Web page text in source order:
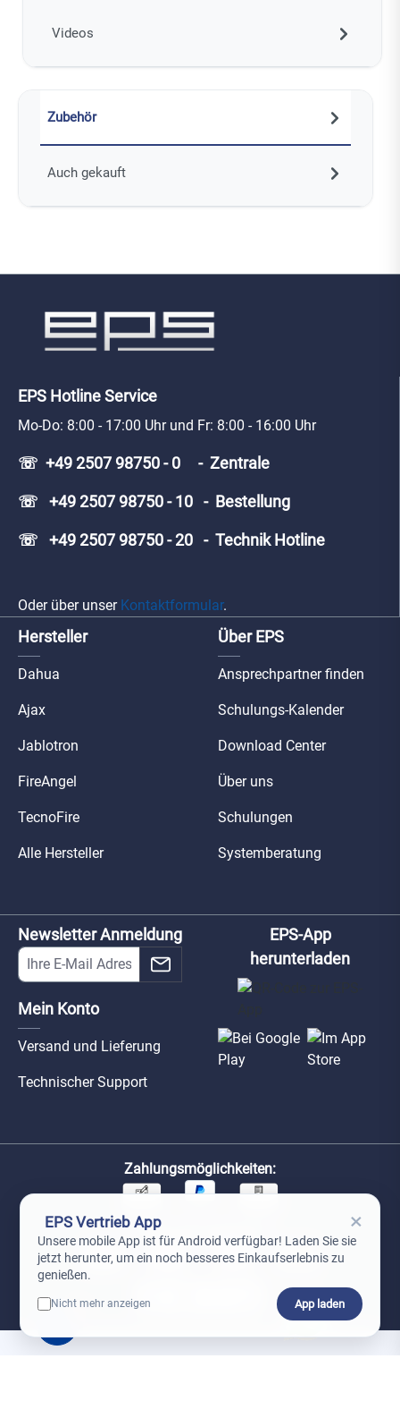
Videos
Zubehör
Auch gekauft
EPS Hotline Service
Mo-Do: 8:00 - 17:00 Uhr und Fr: 8:00 - 16:00 Uhr
☏ +49 2507 98750 - 0 - Zentrale
☏ +49 2507 98750 - 10 - Bestellung
☏ +49 2507 98750 - 20 - Technik Hotline
Oder über unser Kontaktformular.
Hersteller
Dahua
Ajax
Jablotron
FireAngel
TecnoFire
Alle Hersteller
Über EPS
Ansprechpartner finden
Schulungs-Kalender
Download Center
Über uns
Schulungen
Systemberatung
Newsletter Anmeldung
Mein Konto
Versand und Lieferung
Technischer Support
EPS-App
herunterladen
Zahlungsmöglichkeiten:
Unsere Versandpartner:
EPS Vertrieb App ×
Unsere mobile App ist für Android verfügbar! Laden Sie sie
jetzt herunter, um ein noch besseres Einkaufserlebnis zu
genießen.
Nicht mehr anzeigen App laden